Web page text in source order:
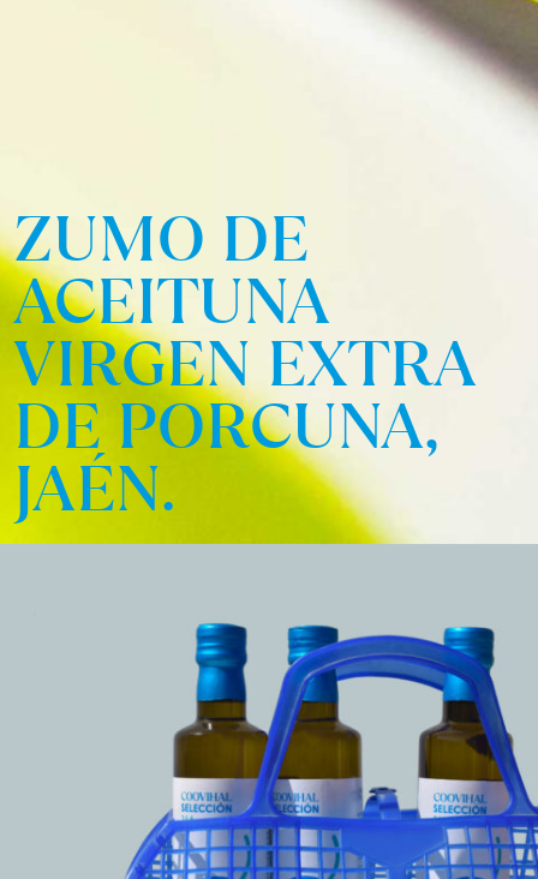
ZUMO DE
ACEITUNA
VIRGEN EXTRA
DE PORCUNA,
JAÉN.